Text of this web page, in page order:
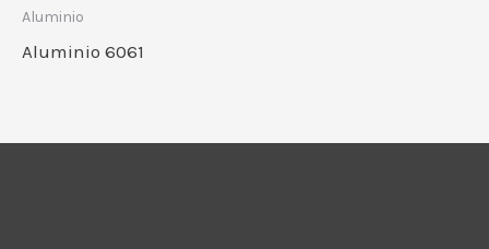
Aluminio
Aluminio 6061